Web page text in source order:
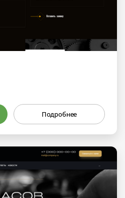
Подробнее